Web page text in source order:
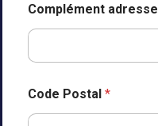
Complément adresse
Code Postal *